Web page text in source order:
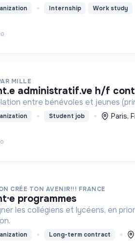
Internship Work study
MILLE
administratif.ve h/f
entre bénévoles et jeunes
Student job Paris,
CRÉE TON AVENIR!!! FRANCE
programmes
les collégiens et lycéens, en
Long-term contract